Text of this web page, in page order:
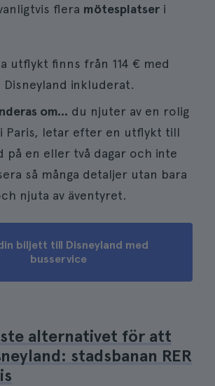
flera mötesplatser i
utflykt finns från 114 € med
inkluderat.
om... du njuter av en rolig
Paris, letar efter en utflykt till
på en eller två dagar och inte
så många detaljer utan bara
njuta av äventyret.
biljett till Disneyland med
busservice
alternativet för att
stadsbanan RER